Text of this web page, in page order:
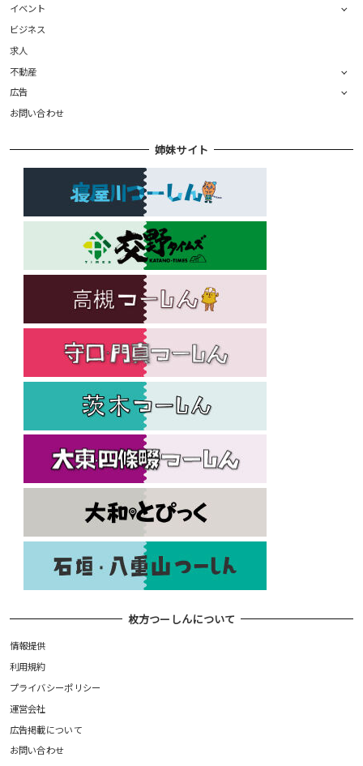
イベント
ビジネス
求人
不動産
広告
お問い合わせ
姉妹サイト
枚方つーしんについて
情報提供
利用規約
プライバシーポリシー
運営会社
広告掲載について
お問い合わせ